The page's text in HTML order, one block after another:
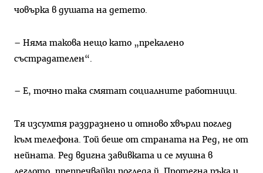
човърка в душата на детето.
– Няма такова нещо като „прекалено
състрадателен“.
– Е, точно така смятат социалните работници.
Тя изсумтя раздразнено и отново хвърли поглед
към телефона. Той беше от страната на Ред, не от
нейната. Ред вдигна завивката и се мушна в